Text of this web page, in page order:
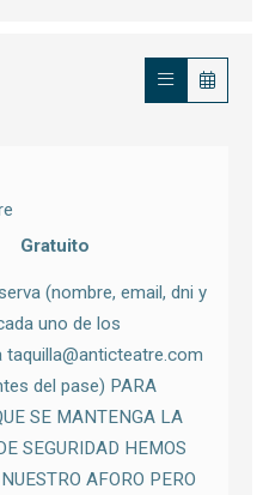
Gratuito
(nombre, email, dni y
uno de los
del pase) PARA
SE MANTENGA LA
SEGURIDAD HEMOS
AFORO PERO